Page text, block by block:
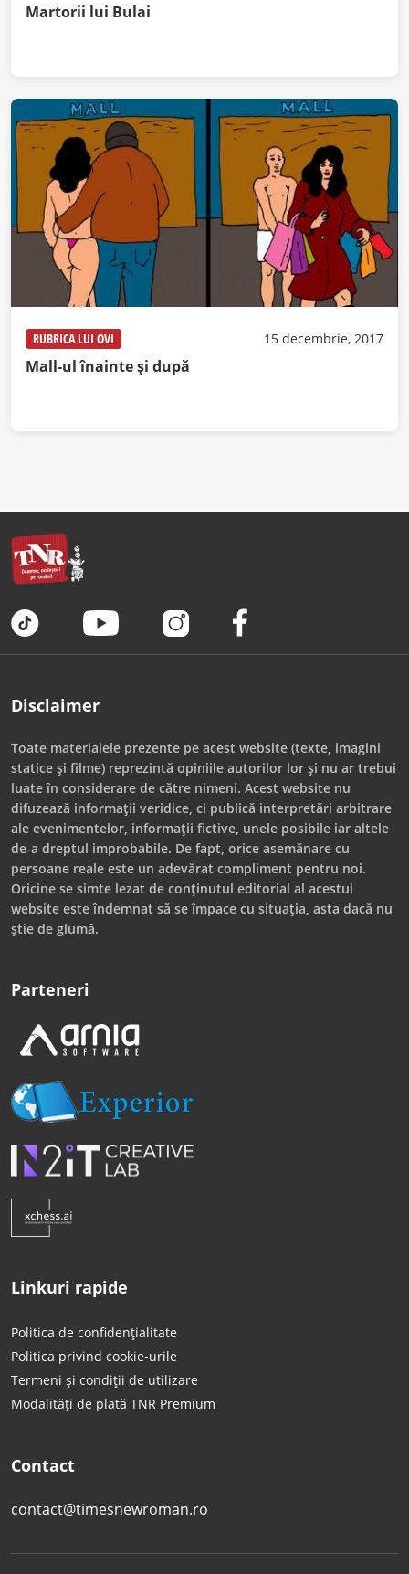
Martorii lui Bulai
RUBRICA LUI OVI 15 decembrie, 2017
Mall-ul înainte și după
Disclaimer
Toate materialele prezente pe acest website (texte, imagini
statice și filme) reprezintă opiniile autorilor lor și nu ar trebui
luate în considerare de către nimeni. Acest website nu
difuzează informații veridice, ci publică interpretări arbitrare
ale evenimentelor, informații fictive, unele posibile iar altele
de-a dreptul improbabile. De fapt, orice asemănare cu
persoane reale este un adevărat compliment pentru noi.
Oricine se simte lezat de conținutul editorial al acestui
website este îndemnat să se împace cu situația, asta dacă nu
știe de glumă.
Parteneri
Linkuri rapide
Politica de confidențialitate
Politica privind cookie-urile
Termeni și condiții de utilizare
Modalități de plată TNR Premium
Contact
contact@timesnewroman.ro